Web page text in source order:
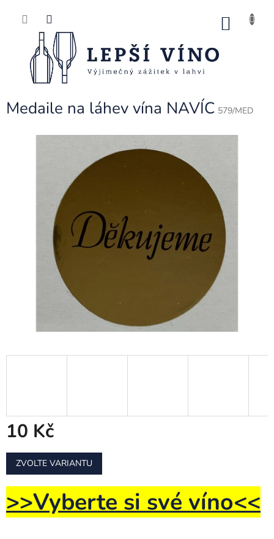
Medaile na láhev vína NAVÍC 579/MED
10 Kč
Měrná
cena:
ZVOLTE VARIANTU
>>Vyberte si své víno<<